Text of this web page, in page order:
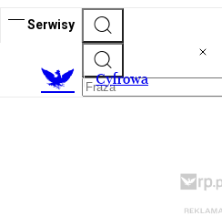
Serwisy
Cyfrowa